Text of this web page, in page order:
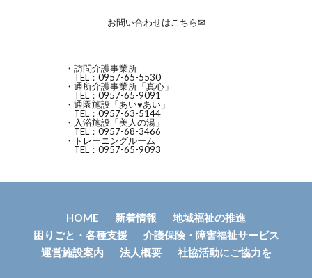
お問い合わせはこちら✉
・訪問介護事業所
TEL：0957-65-5530
・通所介護事業所「真心」
TEL：0957-65-9091
・通園施設「あい♥あい」
TEL：0957-63-5144
・入浴施設「美人の湯」
TEL：0957-68-3466
・トレーニングルーム
TEL：0957-65-9093
HOME 新着情報
地域福祉の推進
困りごと・各種支援
介護保険・障害福祉サービス
運営施設案内
法人概要 社協活動にご協力を